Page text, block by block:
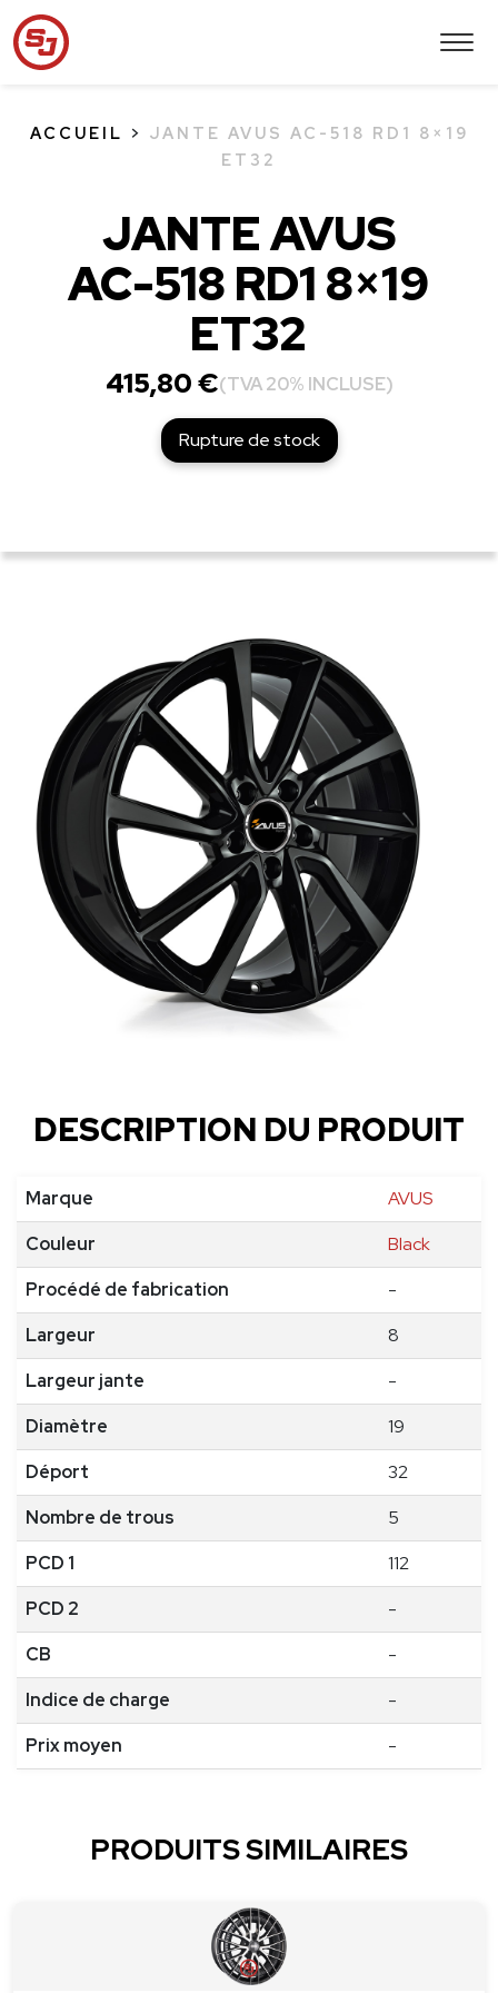
ACCUEIL > JANTE AVUS AC-518 RD1 8×19
ET32
JANTE AVUS
AC-518 RD1 8×19
ET32
415,80€(TVA 20% INCLUSE)
Rupture de stock
DESCRIPTION DU PRODUIT
Marque
AVUS
Couleur
Black
Procédé de fabrication
-
Largeur
8
Largeur jante
-
Diamètre
19
Déport
32
Nombre de trous
5
PCD 1
112
PCD 2
-
CB
-
Indice de charge
-
Prix moyen
-
PRODUITS SIMILAIRES